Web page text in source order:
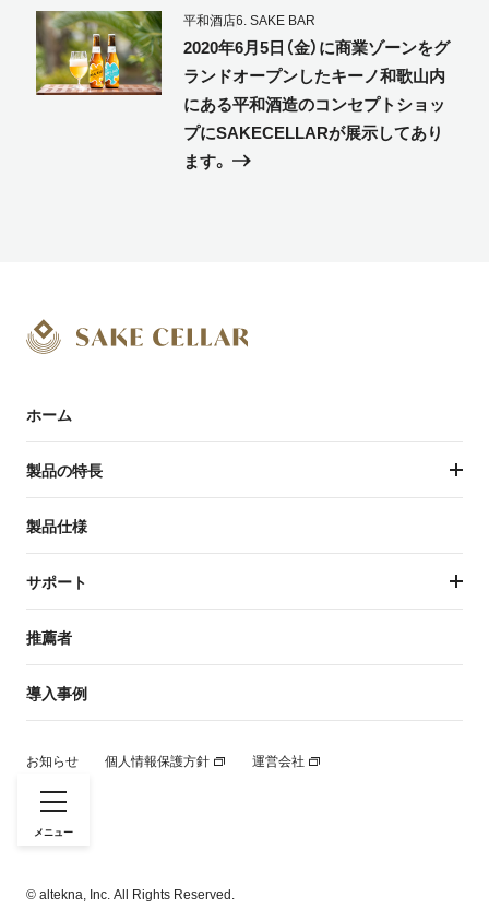
平和酒店6. SAKE BAR
2020年6月5日（金）に商業ゾーンをグ
ランドオープンしたキーノ和歌山内
にある平和酒造のコンセプトショッ
プにSAKECELLARが展示してあり
ます。
ホーム
製品の特長
製品の特長トップ
庫内設計
ワインとの併用
開発者
製品仕様
サポート
サポートトップ
推薦者
導入事例
お知らせ 個人情報保護方針 運営会社
©altekna, Inc. All Rights Reserved.